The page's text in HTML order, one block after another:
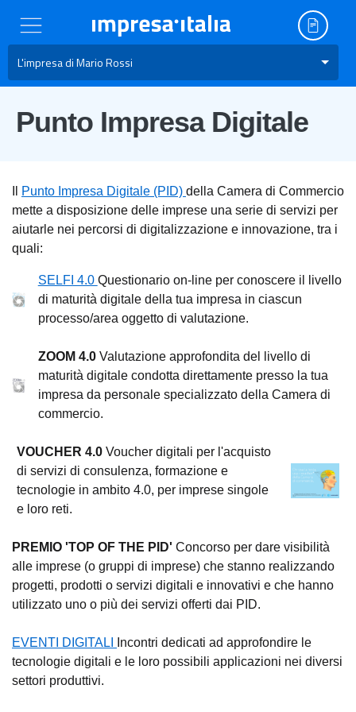
L'impresa di Mario Rossi
Punto Impresa Digitale
Punto Impresa Digitale (PID) della Camera di Commercio
mette a disposizione delle imprese una serie di servizi per
aiutarle nei percorsi di digitalizzazione e innovazione, tra i
quali:
SELFI 4.0 Questionario on-line per conoscere il livello
di maturità digitale della tua impresa in ciascun
processo/area oggetto di valutazione.
ZOOM 4.0Valutazione approfondita del livello di
maturità digitale condotta direttamente presso la tua
impresa da personale specializzato della Camera di
commercio.
VOUCHER 4.0 Voucher digitali per l'acquisto
di servizi di consulenza, formazione e
tecnologie in ambito 4.0, per imprese singole
e loro reti.
PREMIO 'TOP OF THE PID' Concorso per dare visibilità
alle imprese (o gruppi di imprese) che stanno realizzando
progetti, prodotti o servizi digitali e innovativi e che hanno
utilizzato uno o più dei servizi offerti dai PID.
EVENTI DIGITALI
Incontri dedicati ad approfondire le
tecnologie digitali e le loro possibili applicazioni nei diversi
settori produttivi.